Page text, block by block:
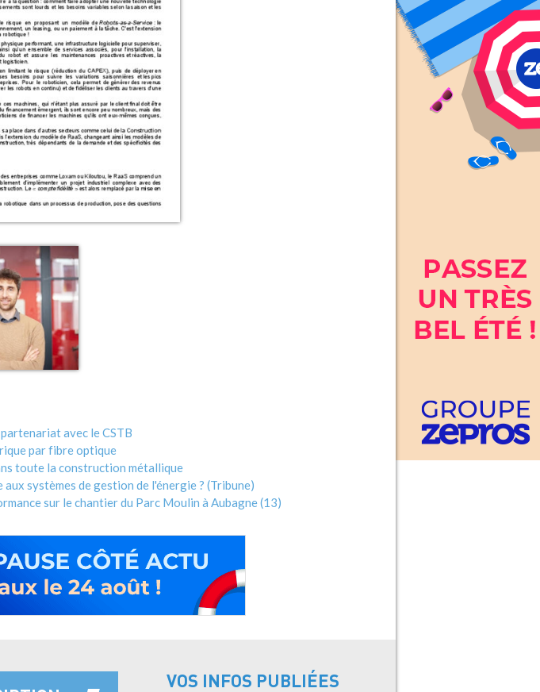
avec le CSTB
par fibre optique
toute la construction métallique
systèmes de gestion de l'énergie ? (Tribune)
sur le chantier du Parc Moulin à Aubagne (13)
VOS INFOS PUBLIÉES